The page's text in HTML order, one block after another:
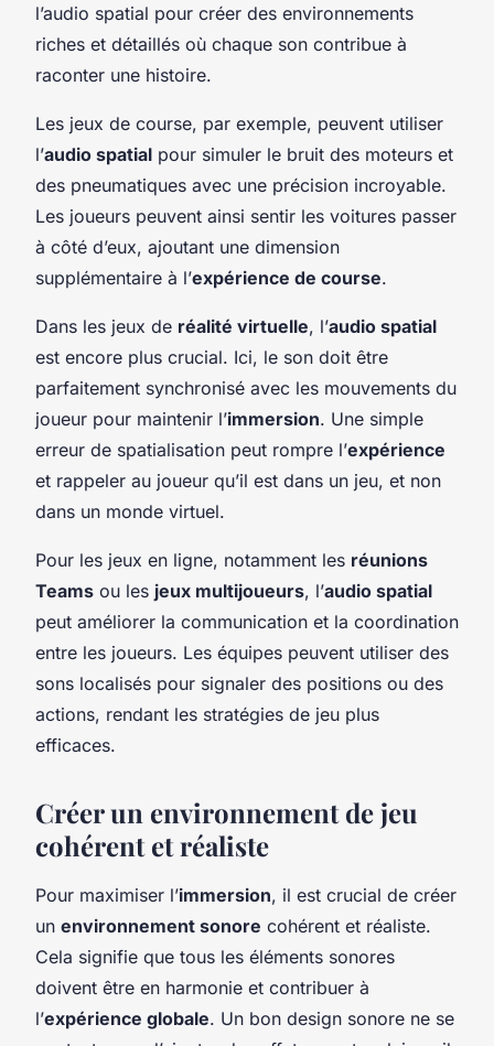
l’audio spatial pour créer des environnements
riches et détaillés où chaque son contribue à
raconter une histoire.
Les jeux de course, par exemple, peuvent utiliser
l’audio spatial pour simuler le bruit des moteurs et
des pneumatiques avec une précision incroyable.
Les joueurs peuvent ainsi sentir les voitures passer
à côté d’eux, ajoutant une dimension
supplémentaire à l’expérience de course.
Dans les jeux de réalité virtuelle, l’audio spatial
est encore plus crucial. Ici, le son doit être
parfaitement synchronisé avec les mouvements du
joueur pour maintenir l’immersion. Une simple
erreur de spatialisation peut rompre l’expérience
et rappeler au joueur qu’il est dans un jeu, et non
dans un monde virtuel.
Pour les jeux en ligne, notamment les réunions
Teams ou les jeux multijoueurs, l’audio spatial
peut améliorer la communication et la coordination
entre les joueurs. Les équipes peuvent utiliser des
sons localisés pour signaler des positions ou des
actions, rendant les stratégies de jeu plus
efficaces.
Créer un environnement de jeu
cohérent et réaliste
Pour maximiser l’immersion, il est crucial de créer
un environnement sonore cohérent et réaliste.
Cela signifie que tous les éléments sonores
doivent être en harmonie et contribuer à
l’expérience globale. Un bon design sonore ne se